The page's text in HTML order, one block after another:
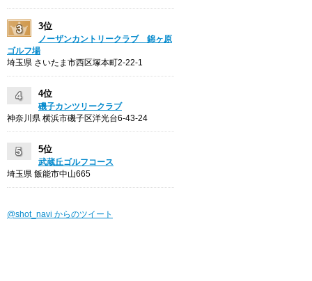
3位
ノーザンカントリークラブ 錦ヶ原
ゴルフ場
埼玉県 さいたま市西区塚本町2-22-1
4位
磯子カンツリークラブ
神奈川県 横浜市磯子区洋光台6-43-24
5位
武蔵丘ゴルフコース
埼玉県 飯能市中山665
@shot_navi からのツイート